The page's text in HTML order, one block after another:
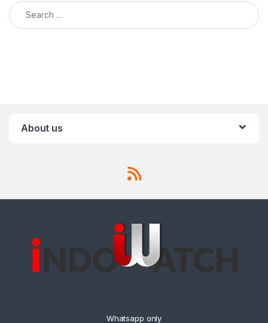
Search for:
About us
Whatsapp only